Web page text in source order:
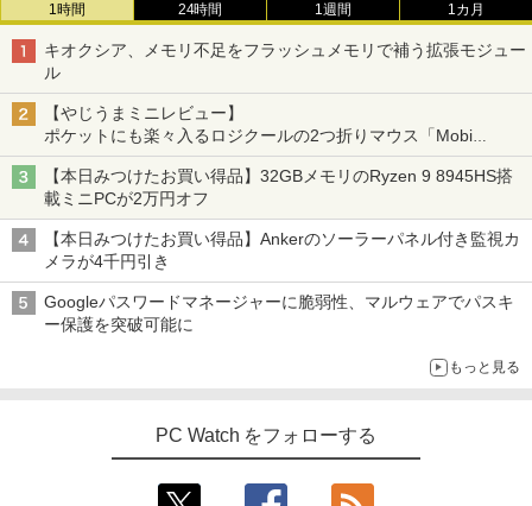
1時間 24時間 1週間 1カ月
キオクシア、メモリ不足をフラッシュメモリで補う拡張モジュー
ル
【やじうまミニレビュー】
ポケットにも楽々入るロジクールの2つ折りマウス「Mobi
Fold」。その気になるギミックとは？
【本日みつけたお買い得品】32GBメモリのRyzen 9 8945HS搭
載ミニPCが2万円オフ
【本日みつけたお買い得品】Ankerのソーラーパネル付き監視カ
メラが4千円引き
Googleパスワードマネージャーに脆弱性、マルウェアでパスキ
ー保護を突破可能に
もっと見る
PC Watch をフォローする